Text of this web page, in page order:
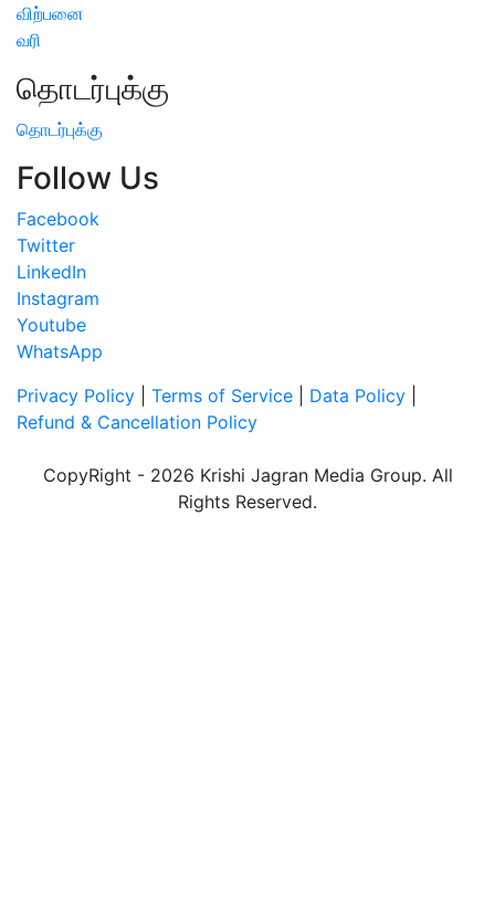
விற்பனை
வரி
தொடர்புக்கு
தொடர்புக்கு
Follow Us
Facebook
Twitter
LinkedIn
Instagram
Youtube
WhatsApp
Privacy Policy
Terms of Service Data Policy
Refund & Cancellation Policy
CopyRight - 2026 Krishi Jagran Media Group. All
Rights Reserved.